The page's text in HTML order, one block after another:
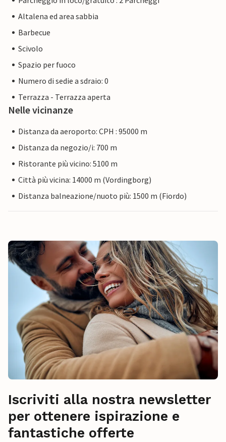
Altalena ed area sabbia
Barbecue
Scivolo
Spazio per fuoco
Numero di sedie a sdraio: 0
Terrazza - Terrazza aperta
Nelle vicinanze
Distanza da aeroporto: CPH : 95000 m
Distanza da negozio/i: 700 m
Ristorante più vicino: 5100 m
Città più vicina: 14000 m (Vordingborg)
Distanza balneazione/nuoto più: 1500 m (Fiordo)
Iscriviti alla nostra newsletter
per ottenere ispirazione e
fantastiche offerte